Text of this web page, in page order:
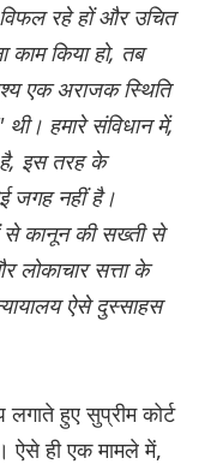
रहे हों और उचित
काम किया हो, तब
एक अराजक स्थिति
थी। हमारे संविधान में,
इस तरह के
जगह नहीं है।
से कानून की सख्ती से
लोकाचार सत्ता के
ऐसे दुस्साहस
हुए सुप्रीम कोर्ट
ऐसे ही एक मामले में,